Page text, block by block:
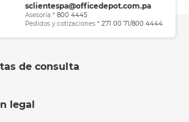
sclientespa@officedepot.com.pa
Asesoría * 800 4445
Pedidos y cotizaciones * 271 00 71/800 4444
de consulta
legal